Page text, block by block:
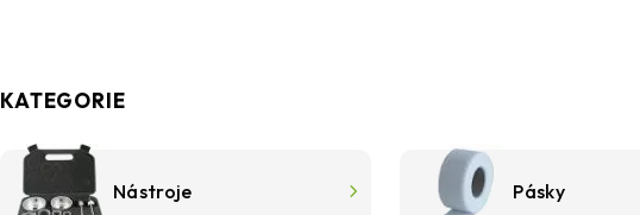
KATEGORIE
Nástroje Pásky